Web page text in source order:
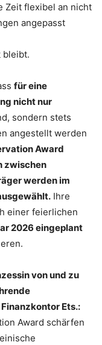
Zeit flexibel an nicht
angepasst
bleibt.
für eine
nicht nur
sondern stets
angestellt werden
Award
zwischen
werden im
Ihre
einer feierlichen
2026 eingeplant
von und zu
Ets.:
Award schärfen